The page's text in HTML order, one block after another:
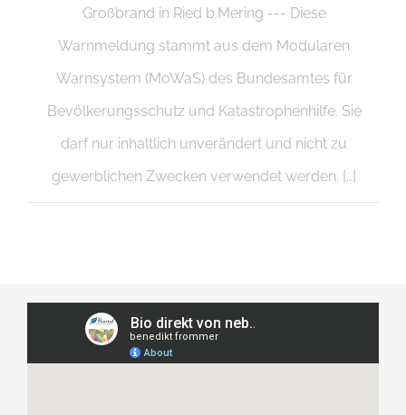
Großbrand in Ried b.Mering --- Diese
Warnmeldung stammt aus dem Modularen
Warnsystem (MoWaS) des Bundesamtes für
Bevölkerungsschutz und Katastrophenhilfe. Sie
darf nur inhaltlich unverändert und nicht zu
gewerblichen Zwecken verwendet werden. […]